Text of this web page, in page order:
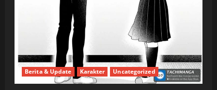
Berita & Update Karakter Uncategorized